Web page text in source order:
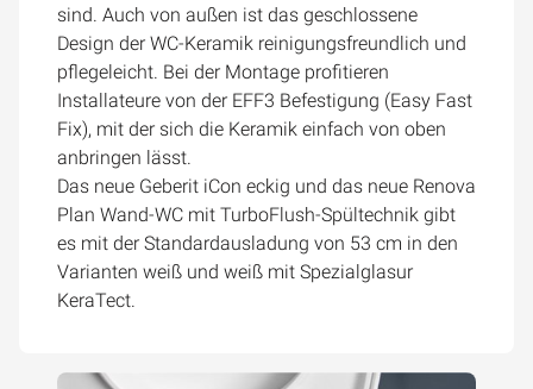
sind. Auch von außen ist das geschlossene
Design der WC-Keramik reinigungsfreundlich und
pflegeleicht. Bei der Montage profitieren
Installateure von der EFF3 Befestigung (Easy Fast
Fix), mit der sich die Keramik einfach von oben
anbringen lässt.
Das neue Geberit iCon eckig und das neue Renova
Plan Wand-WC mit TurboFlush-Spültechnik gibt
es mit der Standardausladung von 53 cm in den
Varianten weiß und weiß mit Spezialglasur
KeraTect.